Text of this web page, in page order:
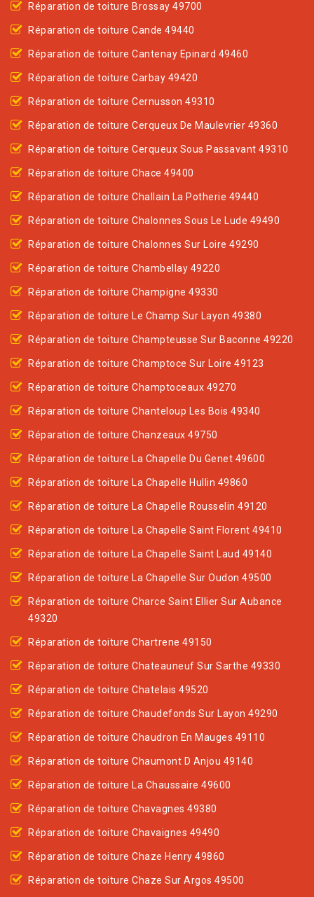
Réparation de toiture Brossay 49700
Réparation de toiture Cande 49440
Réparation de toiture Cantenay Epinard 49460
Réparation de toiture Carbay 49420
Réparation de toiture Cernusson 49310
Réparation de toiture Cerqueux De Maulevrier 49360
Réparation de toiture Cerqueux Sous Passavant 49310
Réparation de toiture Chace 49400
Réparation de toiture Challain La Potherie 49440
Réparation de toiture Chalonnes Sous Le Lude 49490
Réparation de toiture Chalonnes Sur Loire 49290
Réparation de toiture Chambellay 49220
Réparation de toiture Champigne 49330
Réparation de toiture Le Champ Sur Layon 49380
Réparation de toiture Champteusse Sur Baconne 49220
Réparation de toiture Champtoce Sur Loire 49123
Réparation de toiture Champtoceaux 49270
Réparation de toiture Chanteloup Les Bois 49340
Réparation de toiture Chanzeaux 49750
Réparation de toiture La Chapelle Du Genet 49600
Réparation de toiture La Chapelle Hullin 49860
Réparation de toiture La Chapelle Rousselin 49120
Réparation de toiture La Chapelle Saint Florent 49410
Réparation de toiture La Chapelle Saint Laud 49140
Réparation de toiture La Chapelle Sur Oudon 49500
Réparation de toiture Charce Saint Ellier Sur Aubance
49320
Réparation de toiture Chartrene 49150
Réparation de toiture Chateauneuf Sur Sarthe 49330
Réparation de toiture Chatelais 49520
Réparation de toiture Chaudefonds Sur Layon 49290
Réparation de toiture Chaudron En Mauges 49110
Réparation de toiture Chaumont D Anjou 49140
Réparation de toiture La Chaussaire 49600
Réparation de toiture Chavagnes 49380
Réparation de toiture Chavaignes 49490
Réparation de toiture Chaze Henry 49860
Réparation de toiture Chaze Sur Argos 49500